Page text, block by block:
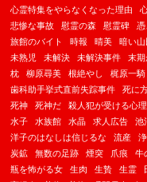
心霊特集をやらなくなった理由
悲惨な事故
慰霊の森 慰霊碑
旅館のバイト
時報 晴美 暗い
未熟児
未解決 未解決事件 末期
枕
柳原尋美 根絶やし 梶原一騎
歯科助手挙式直前失踪事件
死に
死神
死神だ 殺人犯が受ける心
水子
水族館 水晶 求人広告 池
洋子のはなしは信じるな
流産
炭鉱
無数の足跡 煙突 爪痕 牛
瓶を怖がる女
生肉 生贄 生霊